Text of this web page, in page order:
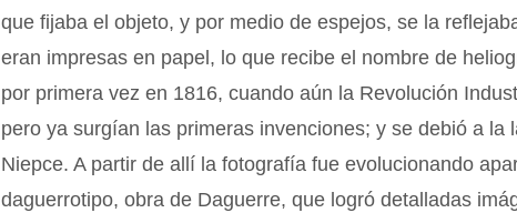
que fijaba el objeto, y por medio de espejos, se la
eran impresas en papel, lo que recibe el nombre de
por primera vez en 1816, cuando aún la Revolución
pero ya surgían las primeras invenciones; y se debió a la
Niepce. A partir de allí la fotografía fue evolucionando
daguerrotipo, obra de Daguerre, que logró detalladas